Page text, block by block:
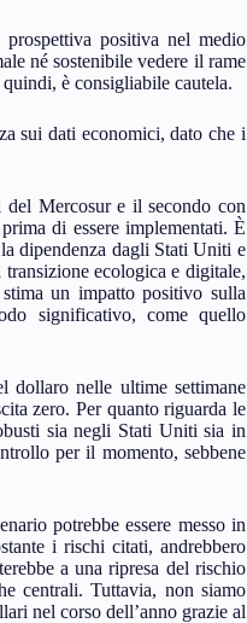
positiva nel medio
né sostenibile vedere il rame
è consigliabile cautela.
sui dati economici, dato che i
Mercosur e il secondo con
di essere implementati. È
dipendenza dagli Stati Uniti e
ecologica e digitale,
un impatto positivo sulla
significativo, come quello
dollaro nelle ultime settimane
zero. Per quanto riguarda le
sia negli Stati Uniti sia in
per il momento, sebbene
potrebbe essere messo in
i rischi citati, andrebbero
a una ripresa del rischio
centrali. Tuttavia, non siamo
nel corso dell’anno grazie al